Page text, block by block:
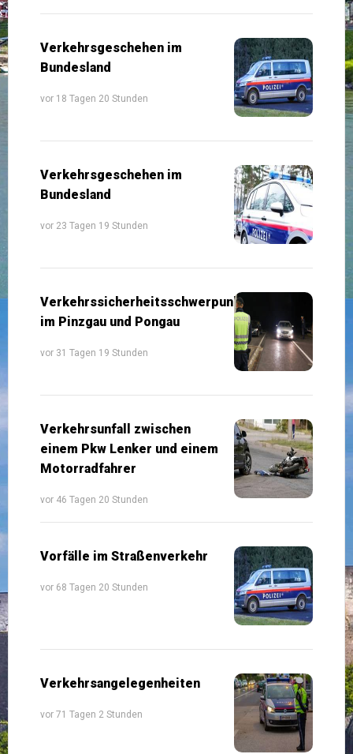
Verkehrsgeschehen im
Bundesland
vor 18 Tagen 20 Stunden
Verkehrsgeschehen im
Bundesland
vor 23 Tagen 19 Stunden
Verkehrssicherheitsschwerpunkte
im Pinzgau und Pongau
vor 31 Tagen 19 Stunden
Verkehrsunfall zwischen
einem Pkw Lenker und einem
Motorradfahrer
vor 46 Tagen 20 Stunden
Vorfälle im Straßenverkehr
vor 68 Tagen 20 Stunden
Verkehrsangelegenheiten
vor 71 Tagen 2 Stunden